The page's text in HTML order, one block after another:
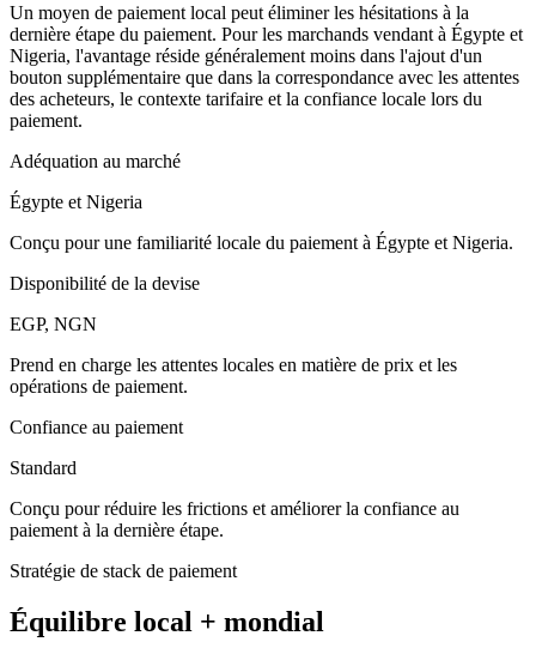
Un moyen de paiement local peut éliminer les hésitations à la
dernière étape du paiement. Pour les marchands vendant à Égypte et
Nigeria, l'avantage réside généralement moins dans l'ajout d'un
bouton supplémentaire que dans la correspondance avec les attentes
des acheteurs, le contexte tarifaire et la confiance locale lors du
paiement.
Adéquation au marché
Égypte et Nigeria
Conçu pour une familiarité locale du paiement à Égypte et Nigeria.
Disponibilité de la devise
EGP, NGN
Prend en charge les attentes locales en matière de prix et les
opérations de paiement.
Confiance au paiement
Standard
Conçu pour réduire les frictions et améliorer la confiance au
paiement à la dernière étape.
Stratégie de stack de paiement
Équilibre local + mondial